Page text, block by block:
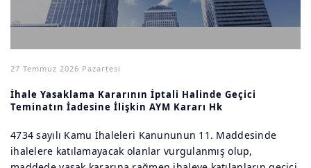
27 Temmuz 2026 Pazartesi
İhale Yasaklama Kararının İptali Halinde Geçici
Teminatın İadesine İlişkin AYM Kararı Hk
4734 sayılı Kamu İhaleleri Kanununun 11. Maddesinde
ihalelere katılamayacak olanlar vurgulanmış olup,